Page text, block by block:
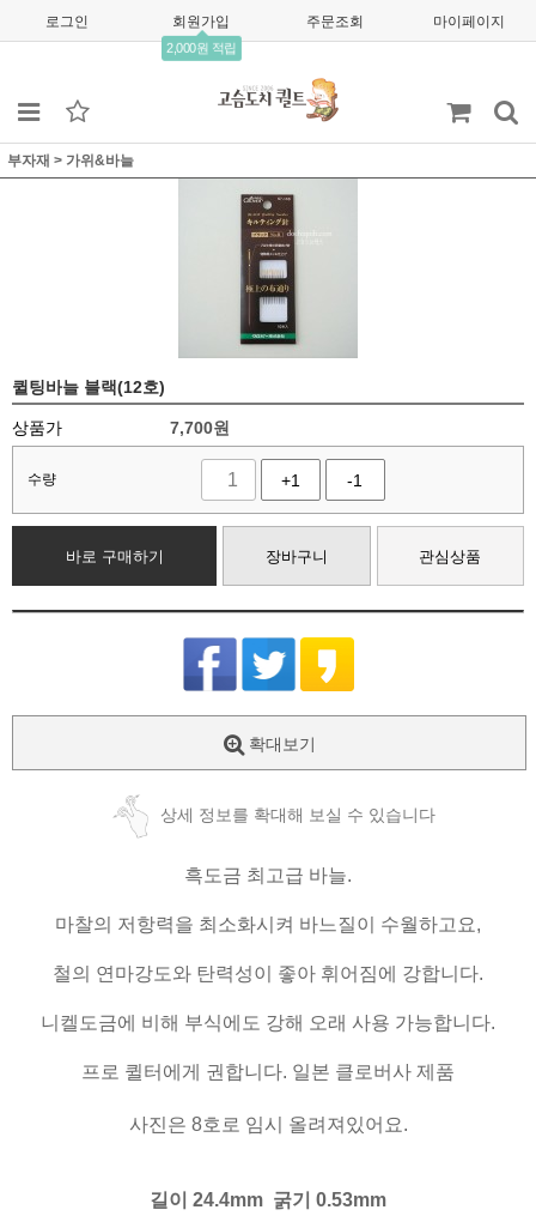
로그인 회원가입
2,000원 적립
주문조회 마이페이지
부자재 > 가위&바늘
퀼팅바늘 블랙(12호)
상품가 7,700원
수량 +1 -1
바로 구매하기 장바구니 관심상품
확대보기
상세 정보를 확대해 보실 수 있습니다
흑도금 최고급 바늘.
마찰의 저항력을 최소화시켜 바느질이 수월하고요,
철의 연마강도와 탄력성이 좋아 휘어짐에 강합니다.
니켈도금에 비해 부식에도 강해 오래 사용 가능합니다.
프로 퀼터에게 권합니다. 일본 클로버사 제품
사진은 8호로 임시 올려져있어요.
길이 24.4mm 굵기 0.53mm